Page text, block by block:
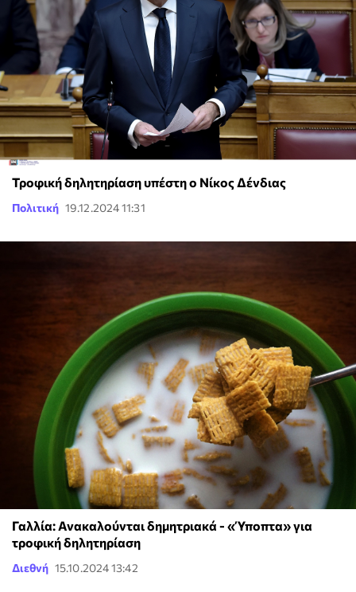
Τροφική δηλητηρίαση υπέστη ο Νίκος Δένδιας
Πολιτική 19.12.2024 11:31
Γαλλία: Ανακαλούνται δημητριακά - «Ύποπτα» για
τροφική δηλητηρίαση
Διεθνή 15.10.2024 13:42